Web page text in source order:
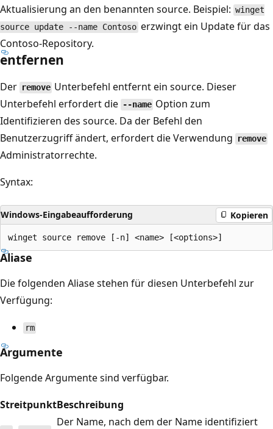
Aktualisierung an den benannten source. Beispiel: winget
source update --name Contoso erzwingt ein Update für das
Contoso-Repository.
entfernen
Der remove Unterbefehl entfernt ein source. Dieser
Unterbefehl erfordert die --name Option zum
Identifizieren des source. Da der Befehl den
Benutzerzugriff ändert, erfordert die Verwendung
remove
Administratorrechte.
Syntax:
Windows-Eingabeaufforderung Kopieren
Aliase
Die folgenden Aliase stehen für diesen Unterbefehl zur
Verfügung:
rm
Argumente
Folgende Argumente sind verfügbar.
StreitpunktBeschreibung
Der Name, nach dem der Name identifiziert